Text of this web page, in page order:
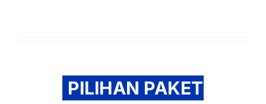
PILIHAN PAKET